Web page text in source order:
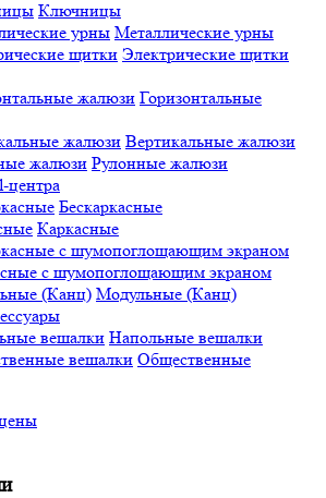
Ключницы
Металлические урны
Электрические щитки
Горизонтальные
Вертикальные жалюзи
Рулонные жалюзи
центра
Бескаркасные
Каркасные
с шумопоглощающим экраном
Модульные (Канц)
Напольные вешалки
Общественные